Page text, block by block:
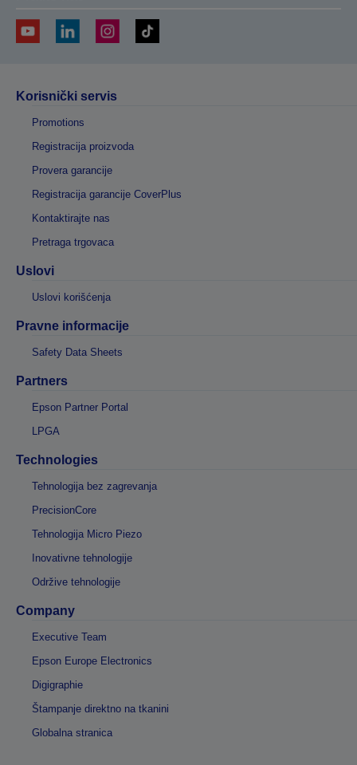
Korisnički servis
Promotions
Registracija proizvoda
Provera garancije
Registracija garancije CoverPlus
Kontaktirajte nas
Pretraga trgovaca
Uslovi
Uslovi korišćenja
Pravne informacije
Safety Data Sheets
Partners
Epson Partner Portal
LPGA
Technologies
Tehnologija bez zagrevanja
PrecisionCore
Tehnologija Micro Piezo
Inovativne tehnologije
Održive tehnologije
Company
Executive Team
Epson Europe Electronics
Digigraphie
Štampanje direktno na tkanini
Globalna stranica